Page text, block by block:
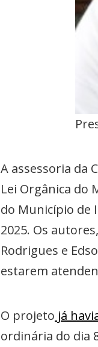
A assessoria da
Lei Orgânica do
do Município de
2025. Os
Rodrigues e
estarem
O projeto já
ordinária do dia